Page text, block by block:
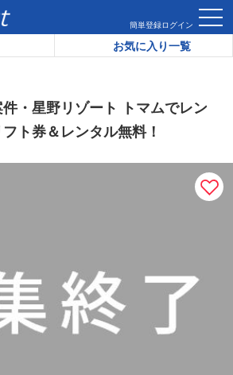
簡単登録ログイン
お気に入り一覧
人気のスキー場案件・星野リゾート トマム
・星野リゾート トマムでレン
ト券＆レンタル無料！